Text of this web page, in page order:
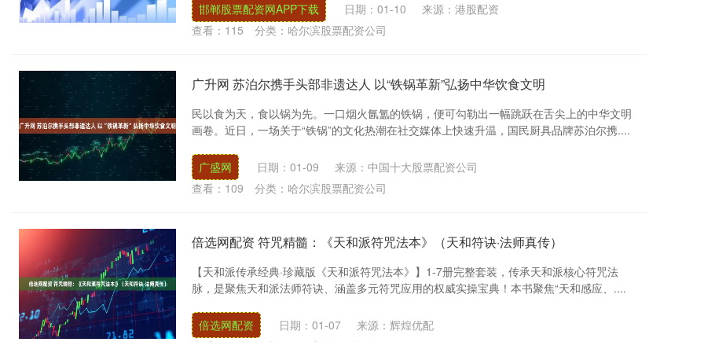
邯郸股票配资网APP下载 日期：01-10
来源：港股配资
查看： 115 分类： 哈尔滨股票配资公司
广升网 苏泊尔携手头部非遗达人 以“铁锅革新”弘扬中华饮食文明
民以食为天，食以锅为先。一口烟火氤氲的铁锅，便可勾勒出一幅跳跃在舌尖上的中华文明
画卷。近日，一场关于“铁锅”的文化热潮在社交媒体上快速升温，国民厨具品牌苏泊尔携....
广盛网 日期：01-09
来源：中国十大股票配资公司
查看： 109 分类： 哈尔滨股票配资公司
倍选网配资 符咒精髓：《天和派符咒法本》（天和符诀·法师真传）
【天和派传承经典·珍藏版《天和派符咒法本》】1-7册完整套装，传承天和派核心符咒法
脉，是聚焦天和派法师符诀、涵盖多元符咒应用的权威实操宝典！本书聚焦“天和感应、....
倍选网配资 日期：01-07
来源：辉煌优配